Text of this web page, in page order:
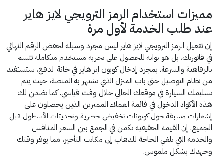
مميزات استخدام الرمز الترويجي لايز هاير
عند طلب الخدمة لأول مرة
إن تفعيل الرمز الترويجي لايز هاير ليس مجرد وسيلة لخفض الرقم النهائي
في فاتورتك، بل هو بوابة للحصول على تجربة مستخدم متكاملة تتسم
بالرفاهية والسرعة. بمجرد إدخال كوبون ايز هاير في خانة الدفع، ستستفيد
من نظام التوصيل حتى باب المنزل الذي تشتهر به المنصة، حيث يتم
تسليمك السيارة في موقعك الحالي خلال وقت قياسي. كما تضمن لك
هذه الأكواد الدخول في قائمة العملاء المميزين الذين يحصلون على
إشعارات مسبقة حول كوبونات تخفيض حصرية وتحديثات الأسطول قبل
الجميع. إن القيمة الحقيقية تكمن في الجمع بين السعر المنافس
والخدمة التي تلغي الحاجة للذهاب إلى مكاتب التأجير، مما يوفر وقتك
وجهدك بشكل ملموس.